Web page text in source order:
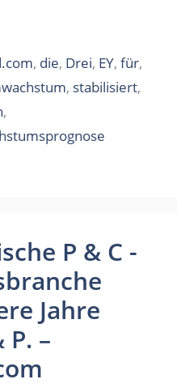
, die, Drei, EY,für,
, stabilisiert,
,
P & C -
Jahre
–